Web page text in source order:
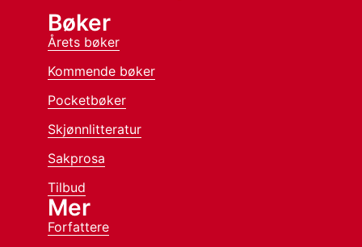
Bøker
Årets bøker
Kommende bøker
Pocketbøker
Skjønnlitteratur
Sakprosa
Tilbud
Mer
Forfattere